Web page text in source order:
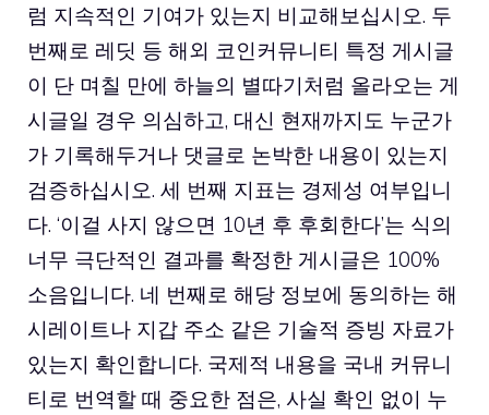
럼 지속적인 기여가 있는지 비교해보십시오. 두
번째로 레딧 등 해외 코인커뮤니티 특정 게시글
이 단 며칠 만에 하늘의 별따기처럼 올라오는 게
시글일 경우 의심하고, 대신 현재까지도 누군가
가 기록해두거나 댓글로 논박한 내용이 있는지
검증하십시오. 세 번째 지표는 경제성 여부입니
다. ‘이걸 사지 않으면 10년 후 후회한다’는 식의
너무 극단적인 결과를 확정한 게시글은 100%
소음입니다. 네 번째로 해당 정보에 동의하는 해
시레이트나 지갑 주소 같은 기술적 증빙 자료가
있는지 확인합니다. 국제적 내용을 국내 커뮤니
티로 번역할 때 중요한 점은, 사실 확인 없이 누